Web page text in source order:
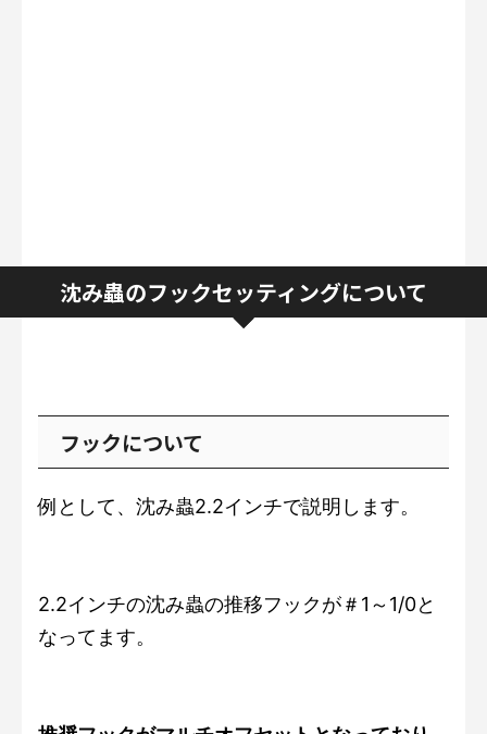
沈み蟲のフックセッティングについて
フックについて
例として、沈み蟲2.2インチで説明します。
2.2インチの沈み蟲の推移フックが＃1～1/0と
なってます。